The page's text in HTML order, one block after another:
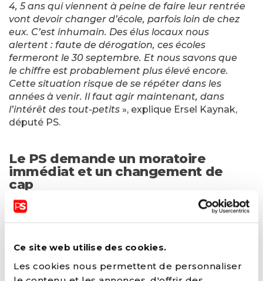
Ce site web utilise des cookies.
Les cookies nous permettent de personnaliser
4, 5 ans qui viennent à peine de faire leur rentrée
vont devoir changer d’école, parfois loin de chez
eux. C’est inhumain. Des élus locaux nous
alertent : faute de dérogation, ces écoles
fermeront le 30 septembre. Et nous savons que
le chiffre est probablement plus élevé encore.
Cette situation risque de se répéter dans les
années à venir. Il faut agir maintenant, dans
l’intérêt des tout-petits », explique Ersel Kaynak,
député PS.
Le PS demande un moratoire
immédiat et un changement de
cap
Face à cette urgence, le Parti Socialiste demande
l’adoption immédiate d’un moratoire de douze
les écoles cette année scolaire et d’entamer une
révision des normes actuelles en fonction des
évolutions démographiques attendues jusqu’en